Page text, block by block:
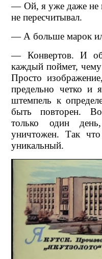
— Ой, я уже даже не
не пересчитывал.
— А больше марок
— Конвертов. И
каждый поймет,
Просто
предельно четко и
штемпель к
быть повторен.
только один
уничтожен. Так
уникальный.